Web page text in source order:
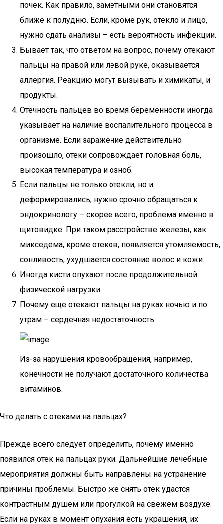
почек. Как правило, заметными они становятся
ближе к полудню. Если, кроме рук, отекло и лицо,
нужно сдать анализы – есть вероятность инфекции.
Бывает так, что ответом на вопрос, почему отекают
пальцы на правой или левой руке, оказывается
аллергия. Реакцию могут вызывать и химикаты, и
продукты.
Отечность пальцев во время беременности иногда
указывает на наличие воспалительного процесса в
организме. Если заражение действительно
произошло, отеки сопровождает головная боль,
высокая температура и озноб.
Если пальцы не только отекли, но и
деформировались, нужно срочно обращаться к
эндокринологу – скорее всего, проблема именно в
щитовидке. При таком расстройстве железы, как
микседема, кроме отеков, появляется утомляемость,
сонливость, ухудшается состояние волос и кожи.
Иногда кисти опухают после продолжительной
физической нагрузки.
Почему еще отекают пальцы на руках ночью и по
утрам – сердечная недостаточность.
Из-за нарушения кровообращения, например,
конечности не получают достаточного количества
витаминов.
Что делать с отеками на пальцах?
Прежде всего следует определить, почему именно
появился отек на пальцах руки. Дальнейшие лечебные
мероприятия должны быть направлены на устранение
причины проблемы. Быстро же снять отек удастся
контрастным душем или прогулкой на свежем воздухе.
Если на руках в момент опухания есть украшения, их